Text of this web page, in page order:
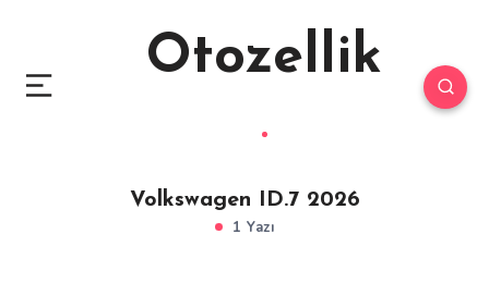
Otozellik
Volkswagen ID.7 2026
1 Yazı